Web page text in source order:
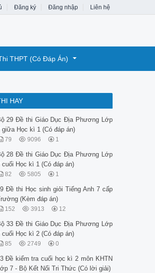
Đăng ký Đăng nhập Liên hệ
THPT (Có Đáp Án)
HAY
29 Đề thi Giáo Dục Địa Phương Lớp
giữa Học kì 1 (Có đáp án)
79 9096 1
28 Đề thi Giáo Dục Địa Phương Lớp
cuối Học kì 1 (Có đáp án)
82 5805 1
Đề thi Học sinh giỏi Tiếng Anh 7 cấp
(Kèm đáp án)
152 3913 12
33 Đề thi Giáo Dục Địa Phương Lớp
cuối Học kì 2 (Có đáp án)
85 2749 0
Đề kiểm tra cuối học kì 2 môn KHTN
7 - Bộ Kết Nối Tri Thức (Có lời giải)